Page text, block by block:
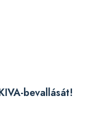
bevallását!